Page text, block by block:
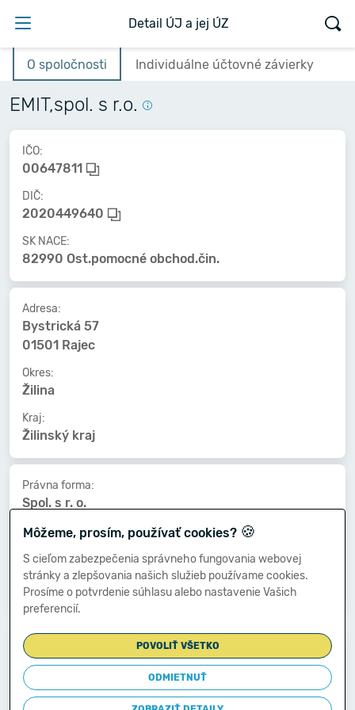
Detail ÚJ a jej ÚZ
O spoločnosti Individuálne účtovné závierky
EMIT,spol. s r.o.
IČO:
00647811
DIČ:
2020449640
SK NACE:
82990 Ost.pomocné obchod.čin.
Adresa:
Bystrická 57
01501 Rajec
Okres:
Žilina
Kraj:
Žilinský kraj
Právna forma:
Spol. s r. o.
Kat. veľkosti:
Druh vlastníctva:
Súkromné tuzemské
Dátum vzniku:
15.01.1991
Dátum zániku:
-
Môžeme, prosím, používať cookies? 🍪
S cieľom zabezpečenia správneho fungovania webovej
stránky a zlepšovania našich služieb používame cookies.
Prosíme o potvrdenie súhlasu alebo nastavenie Vašich
preferencií.
POVOLIŤ VŠETKO
ODMIETNUŤ